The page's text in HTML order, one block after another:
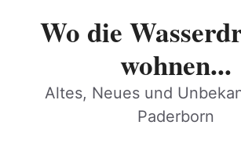
Wo die
wohnen...
Altes, Neues und
Paderborn